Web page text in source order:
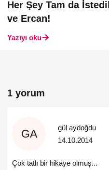
Her Şey Tam da
ve Ercan!
Yazıyı oku
1 yorum
GA
gül aydoğdu
14.10.2014
Çok tatlı bir hikaye olmuş...